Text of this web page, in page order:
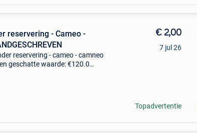
reservering - Cameo -
reservering - cameo - camneo
geschatte waarde: €120.0
€ 2,00
7 jul 26
Topadvertentie